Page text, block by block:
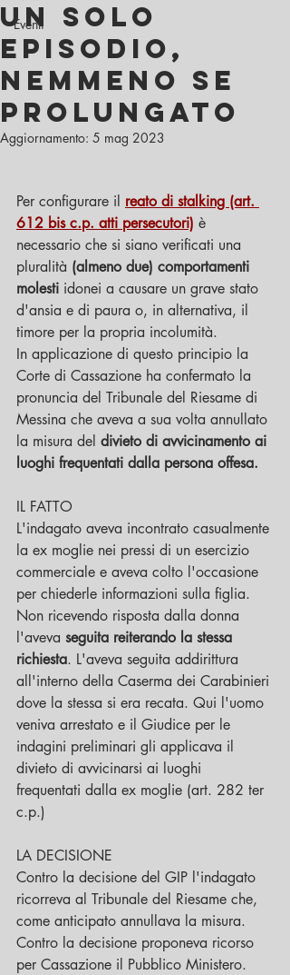
Eventi
UN SOLO
EPISODIO,
NEMMENO SE
PROLUNGATO
Aggiornamento: 5 mag 2023
Per configurare il reato di stalking (art.
612 bis c.p. atti persecutori) è
necessario che si siano verificati una
pluralità (almeno due) comportamenti
molesti idonei a causare un grave stato
d'ansia e di paura o, in alternativa, il
timore per la propria incolumità.
In applicazione di questo principio la
Corte di Cassazione ha confermato la
pronuncia del Tribunale del Riesame di
Messina che aveva a sua volta annullato
la misura del divieto di avvicinamento ai
luoghi frequentati dalla persona offesa.
IL FATTO
L'indagato aveva incontrato casualmente
la ex moglie nei pressi di un esercizio
commerciale e aveva colto l'occasione
per chiederle informazioni sulla figlia.
Non ricevendo risposta dalla donna
l'aveva seguita reiterando la stessa
richiesta. L'aveva seguita addirittura
all'interno della Caserma dei Carabinieri
dove la stessa si era recata. Qui l'uomo
veniva arrestato e il Giudice per le
indagini preliminari gli applicava il
divieto di avvicinarsi ai luoghi
frequentati dalla ex moglie (art. 282 ter
c.p.)
LA DECISIONE
Contro la decisione del GIP l'indagato
ricorreva al Tribunale del Riesame che,
come anticipato annullava la misura.
Contro la decisione proponeva ricorso
per Cassazione il Pubblico Ministero.